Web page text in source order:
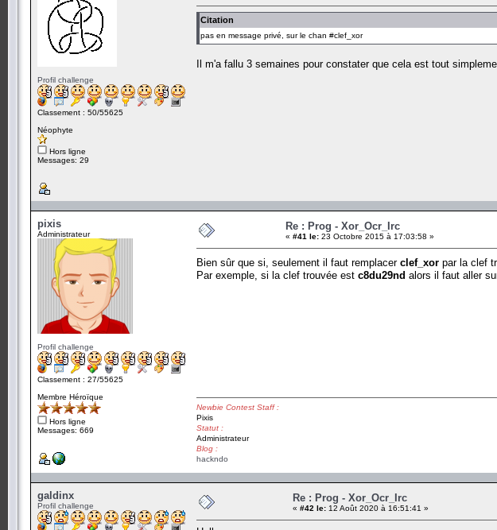
Profil challenge
Classement : 50/55625
Néophyte
Hors ligne
Messages: 29
Citation
pas en message privé, sur le chan #clef_xor
Il m'a fallu 3 semaines pour constater que cela est tout
pixis
Administrateur
Profil challenge
Classement : 27/55625
Membre Héroïque
Hors ligne
Messages: 669
Re : Prog - Xor_Ocr_Irc
« #41 le: 23 Octobre 2015 à 17:03:58 »
Bien sûr que si, seulement il faut remplacer clef_xor par la clef
Par exemple, si la clef trouvée est c8du29nd alors il faut aller
Newbie Contest Staff :
Pixis
Statut :
Administrateur
Blog :
hackndo
galdinx
Profil challenge
Re : Prog - Xor_Ocr_Irc
« #42 le: 12 Août 2020 à 16:51:41 »